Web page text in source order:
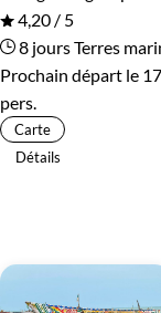
4,20 / 5
8 joursTerres
Prochain départ le
pers.
Carte
Détails